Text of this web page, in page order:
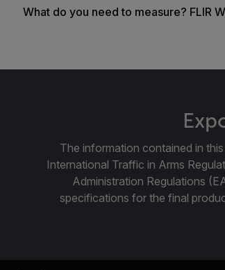
What do you need to measure? FLIR
The information contained in
International Traffic in Arms
Administration Regulations
specifications for the final